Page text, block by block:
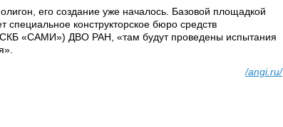
его создание уже началось. Базовой площадкой
конструкторское бюро средств
«САМИ») ДВО РАН, «там будут проведены испытания
/angi.ru/